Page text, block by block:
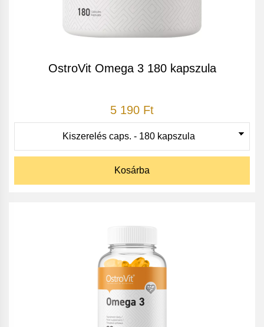
OstroVit Omega 3 180 kapszula
5 190 Ft
Kosárba